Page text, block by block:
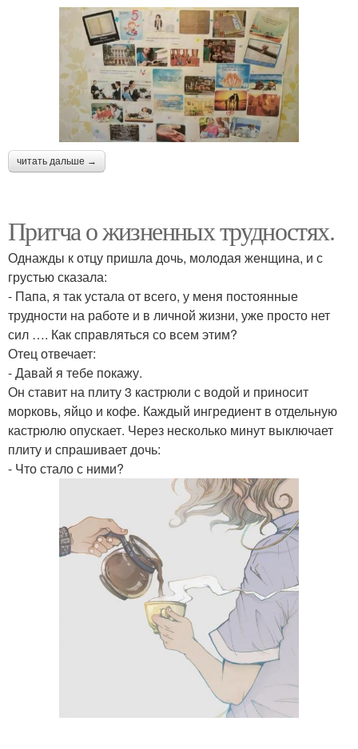
читать дальше →
Притча о жизненных трудностях.
Однажды к отцу пришла дочь, молодая женщина, и с
грустью сказала:
- Папа, я так устала от всего, у меня постоянные
трудности на работе и в личной жизни, уже просто нет
сил …. Как справляться со всем этим?
Отец отвечает:
- Давай я тебе покажу.
Он ставит на плиту 3 кастрюли с водой и приносит
морковь, яйцо и кофе. Каждый ингредиент в отдельную
кастрюлю опускает. Через несколько минут выключает
плиту и спрашивает дочь:
- Что стало с ними?